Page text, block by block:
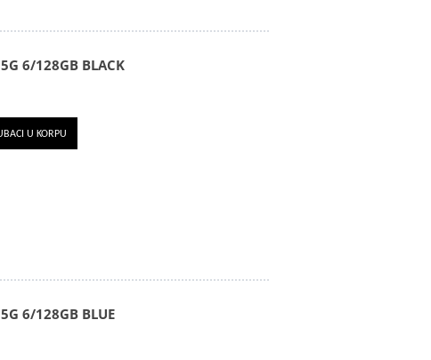
6/128GB BLACK
U KORPU
6/128GB BLUE